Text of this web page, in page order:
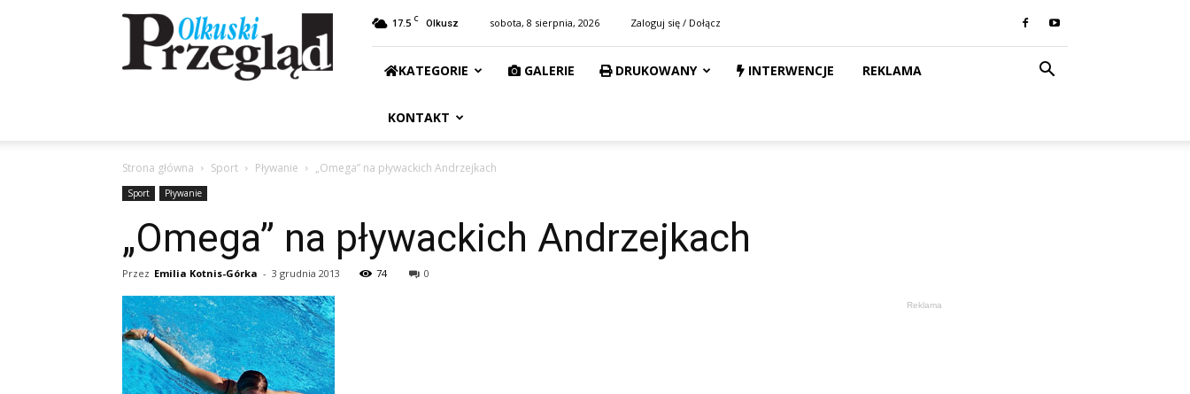
Przegląd
Olkuski
17.5 C Olkusz sobota, 8 sierpnia, 2026 Zaloguj się / Dołącz
KATEGORIE GALERIE DRUKOWANY INTERWENCJE REKLAMA
KONTAKT
Strona główna Sport Pływanie „Omega” na pływackich Andrzejkach
Sport Pływanie
„Omega” na pływackich Andrzejkach
Przez Emilia Kotnis-Górka - 3 grudnia 2013 74 0
Reklama